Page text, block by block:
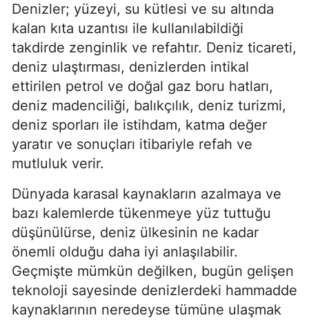
Denizler; yüzeyi, su kütlesi ve su altında
kalan kıta uzantısı ile kullanılabildiği
takdirde zenginlik ve refahtır. Deniz ticareti,
deniz ulaştırması, denizlerden intikal
ettirilen petrol ve doğal gaz boru hatları,
deniz madenciliği, balıkçılık, deniz turizmi,
deniz sporları ile istihdam, katma değer
yaratır ve sonuçları itibariyle refah ve
mutluluk verir.
Dünyada karasal kaynakların azalmaya ve
bazı kalemlerde tükenmeye yüz tuttuğu
düşünülürse, deniz ülkesinin ne kadar
önemli olduğu daha iyi anlaşılabilir.
Geçmişte mümkün değilken, bugün gelişen
teknoloji sayesinde denizlerdeki hammadde
kaynaklarının neredeyse tümüne ulaşmak